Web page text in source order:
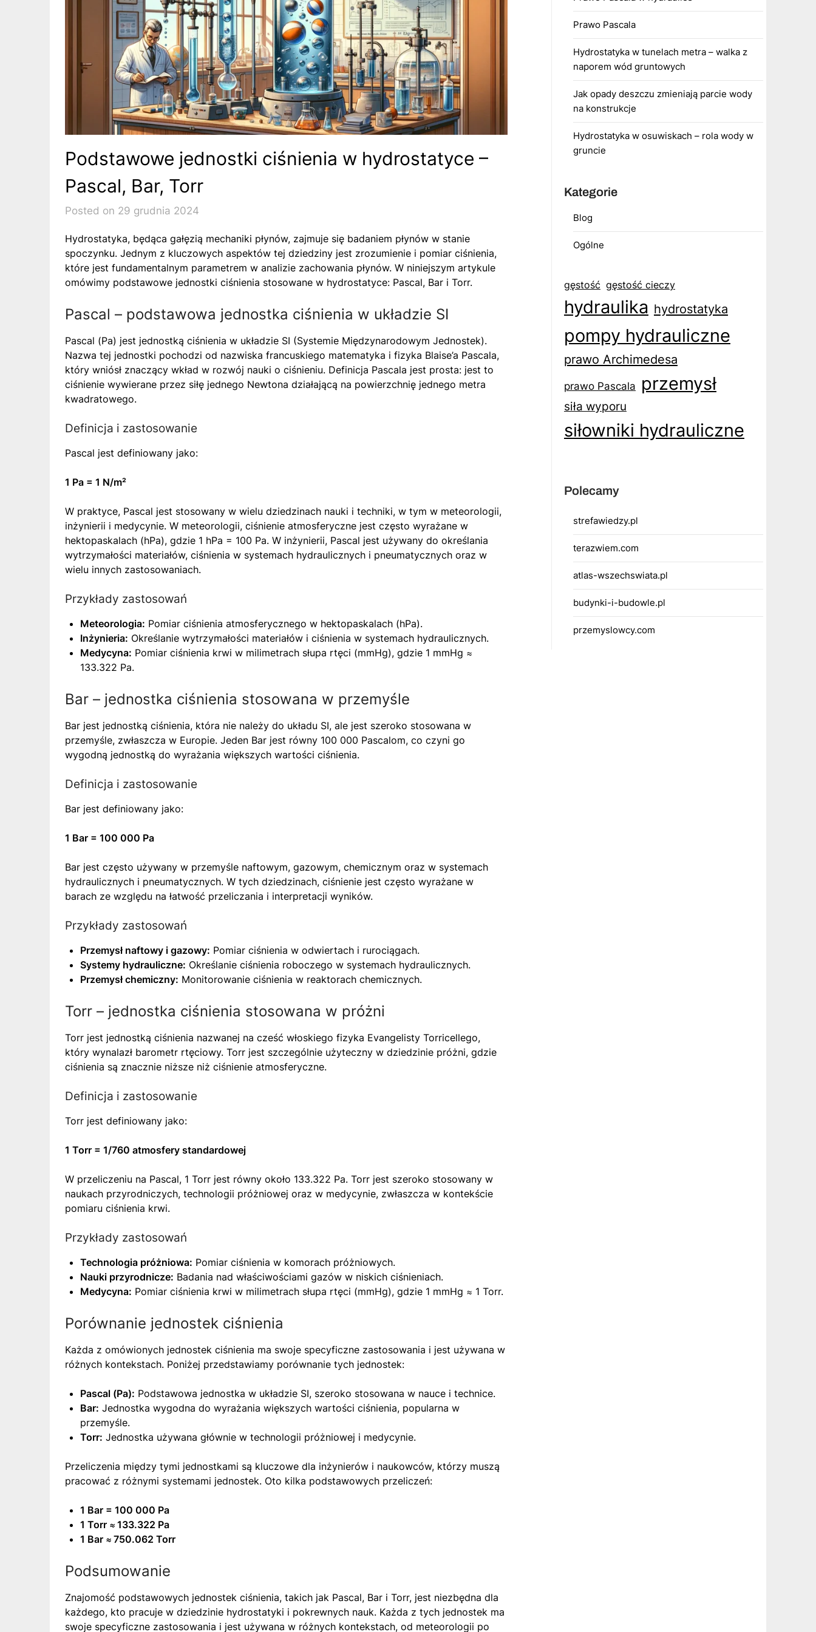
Podstawowe jednostki ciśnienia w hydrostatyce –
Pascal, Bar, Torr
Posted on 29 grudnia 2024
Hydrostatyka, będąca gałęzią mechaniki płynów, zajmuje się badaniem płynów w stanie
spoczynku. Jednym z kluczowych aspektów tej dziedziny jest zrozumienie i pomiar ciśnienia,
które jest fundamentalnym parametrem w analizie zachowania płynów. W niniejszym artykule
omówimy podstawowe jednostki ciśnienia stosowane w hydrostatyce: Pascal, Bar i Torr.
Pascal – podstawowa jednostka ciśnienia w układzie SI
Pascal (Pa) jest jednostką ciśnienia w układzie SI (Systemie Międzynarodowym Jednostek).
Nazwa tej jednostki pochodzi od nazwiska francuskiego matematyka i fizyka Blaise’a Pascala,
który wniósł znaczący wkład w rozwój nauki o ciśnieniu. Definicja Pascala jest prosta: jest to
ciśnienie wywierane przez siłę jednego Newtona działającą na powierzchnię jednego metra
kwadratowego.
Definicja i zastosowanie
Pascal jest definiowany jako:
1 Pa = 1 N/m²
W praktyce, Pascal jest stosowany w wielu dziedzinach nauki i techniki, w tym w meteorologii,
inżynierii i medycynie. W meteorologii, ciśnienie atmosferyczne jest często wyrażane w
hektopaskalach (hPa), gdzie 1 hPa = 100 Pa. W inżynierii, Pascal jest używany do określania
wytrzymałości materiałów, ciśnienia w systemach hydraulicznych i pneumatycznych oraz w
wielu innych zastosowaniach.
Przykłady zastosowań
Meteorologia: Pomiar ciśnienia atmosferycznego w hektopaskalach (hPa).
Inżynieria: Określanie wytrzymałości materiałów i ciśnienia w systemach hydraulicznych.
Medycyna: Pomiar ciśnienia krwi w milimetrach słupa rtęci (mmHg), gdzie 1 mmHg ≈
133.322 Pa.
Bar – jednostka ciśnienia stosowana w przemyśle
Bar jest jednostką ciśnienia, która nie należy do układu SI, ale jest szeroko stosowana w
przemyśle, zwłaszcza w Europie. Jeden Bar jest równy 100 000 Pascalom, co czyni go
wygodną jednostką do wyrażania większych wartości ciśnienia.
Definicja i zastosowanie
Bar jest definiowany jako:
1 Bar = 100 000 Pa
Bar jest często używany w przemyśle naftowym, gazowym, chemicznym oraz w systemach
hydraulicznych i pneumatycznych. W tych dziedzinach, ciśnienie jest często wyrażane w
barach ze względu na łatwość przeliczania i interpretacji wyników.
Przykłady zastosowań
Przemysł naftowy i gazowy: Pomiar ciśnienia w odwiertach i rurociągach.
Systemy hydrauliczne: Określanie ciśnienia roboczego w systemach hydraulicznych.
Przemysł chemiczny: Monitorowanie ciśnienia w reaktorach chemicznych.
Torr – jednostka ciśnienia stosowana w próżni
Torr jest jednostką ciśnienia nazwanej na cześć włoskiego fizyka Evangelisty Torricellego,
który wynalazł barometr rtęciowy. Torr jest szczególnie użyteczny w dziedzinie próżni, gdzie
ciśnienia są znacznie niższe niż ciśnienie atmosferyczne.
Definicja i zastosowanie
Torr jest definiowany jako:
1 Torr = 1/760 atmosfery standardowej
W przeliczeniu na Pascal, 1 Torr jest równy około 133.322 Pa. Torr jest szeroko stosowany w
naukach przyrodniczych, technologii próżniowej oraz w medycynie, zwłaszcza w kontekście
pomiaru ciśnienia krwi.
Przykłady zastosowań
Technologia próżniowa: Pomiar ciśnienia w komorach próżniowych.
Nauki przyrodnicze: Badania nad właściwościami gazów w niskich ciśnieniach.
Medycyna: Pomiar ciśnienia krwi w milimetrach słupa rtęci (mmHg), gdzie 1 mmHg ≈ 1 Torr.
Porównanie jednostek ciśnienia
Każda z omówionych jednostek ciśnienia ma swoje specyficzne zastosowania i jest używana w
różnych kontekstach. Poniżej przedstawiamy porównanie tych jednostek:
Pascal (Pa): Podstawowa jednostka w układzie SI, szeroko stosowana w nauce i technice.
Bar: Jednostka wygodna do wyrażania większych wartości ciśnienia, popularna w
przemyśle.
Torr: Jednostka używana głównie w technologii próżniowej i medycynie.
Przeliczenia między tymi jednostkami są kluczowe dla inżynierów i naukowców, którzy muszą
pracować z różnymi systemami jednostek. Oto kilka podstawowych przeliczeń:
1 Bar = 100 000 Pa
1 Torr ≈ 133.322 Pa
1 Bar ≈ 750.062 Torr
Podsumowanie
Znajomość podstawowych jednostek ciśnienia, takich jak Pascal, Bar i Torr, jest niezbędna dla
każdego, kto pracuje w dziedzinie hydrostatyki i pokrewnych nauk. Każda z tych jednostek ma
swoje specyficzne zastosowania i jest używana w różnych kontekstach, od meteorologii po
Prawo Pascala
Hydrostatyka w tunelach metra – walka z
naporem wód gruntowych
Jak opady deszczu zmieniają parcie wody
na konstrukcje
Hydrostatyka w osuwiskach – rola wody w
gruncie
Kategorie
Blog
Ogólne
gęstość gęstość cieczy
hydraulika hydrostatyka
pompy hydrauliczne
prawo Archimedesa
prawo Pascala przemysł
siła wyporu
siłowniki hydrauliczne
Polecamy
strefawiedzy.pl
terazwiem.com
atlas-wszechswiata.pl
budynki-i-budowle.pl
przemyslowcy.com